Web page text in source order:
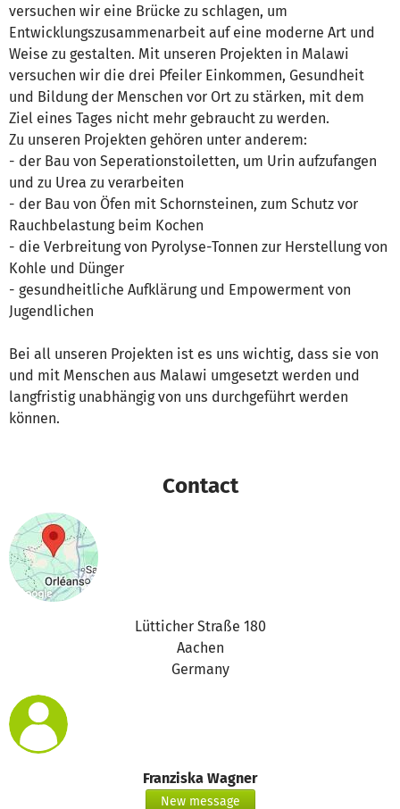
versuchen wir eine Brücke zu schlagen, um
Entwicklungszusammenarbeit auf eine moderne Art und
Weise zu gestalten. Mit unseren Projekten in Malawi
versuchen wir die drei Pfeiler Einkommen, Gesundheit
und Bildung der Menschen vor Ort zu stärken, mit dem
Ziel eines Tages nicht mehr gebraucht zu werden.
Zu unseren Projekten gehören unter anderem:
- der Bau von Seperationstoiletten, um Urin aufzufangen
und zu Urea zu verarbeiten
- der Bau von Öfen mit Schornsteinen, zum Schutz vor
Rauchbelastung beim Kochen
- die Verbreitung von Pyrolyse-Tonnen zur Herstellung von
Kohle und Dünger
- gesundheitliche Aufklärung und Empowerment von
Jugendlichen
Bei all unseren Projekten ist es uns wichtig, dass sie von
und mit Menschen aus Malawi umgesetzt werden und
langfristig unabhängig von uns durchgeführt werden
können.
Contact
Lütticher Straße 180
Aachen
Germany
Franziska Wagner
New message